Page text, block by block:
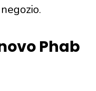
Phab